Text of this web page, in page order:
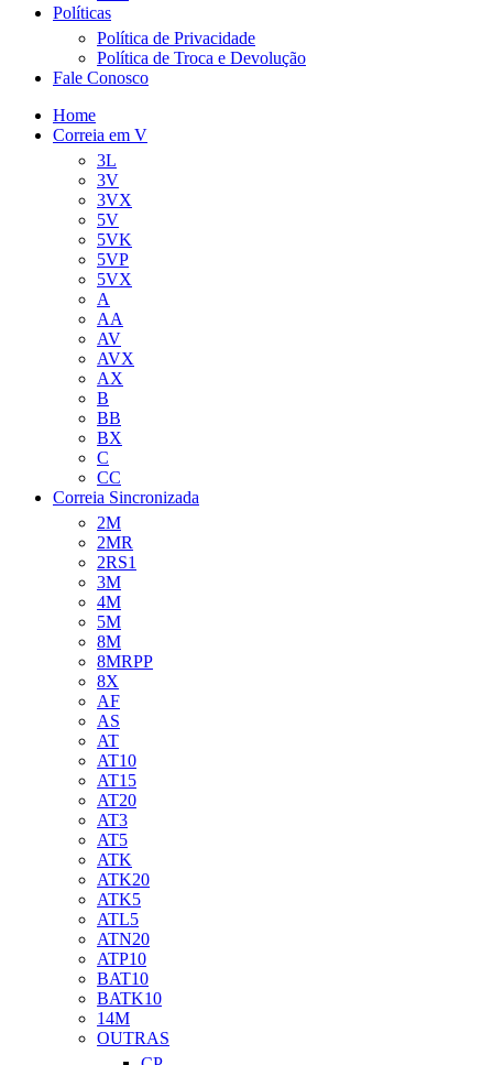
Políticas
Política de Privacidade
Política de Troca e Devolução
Fale Conosco
Home
Correia em V
3L
3V
3VX
5V
5VK
5VP
5VX
A
AA
AV
AVX
AX
B
BB
BX
C
CC
Correia Sincronizada
2M
2MR
2RS1
3M
4M
5M
8M
8MRPP
8X
AF
AS
AT
AT10
AT15
AT20
AT3
AT5
ATK
ATK20
ATK5
ATL5
ATN20
ATP10
BAT10
BATK10
14M
OUTRAS